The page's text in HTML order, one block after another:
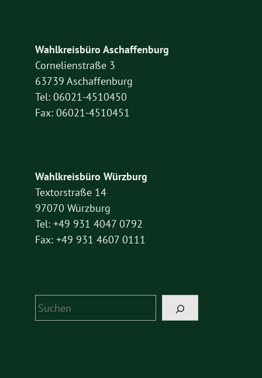
Wahlkreisbüro Aschaffenburg
Cornelienstraße 3
63739 Aschaffenburg
Tel: 06021-4510450
Fax: 06021-4510451
Wahlkreisbüro Würzburg
Textorstraße 14
97070 Würzburg
Tel: +49 931 4047 0792
Fax: +49 931 4607 0111
Suchen